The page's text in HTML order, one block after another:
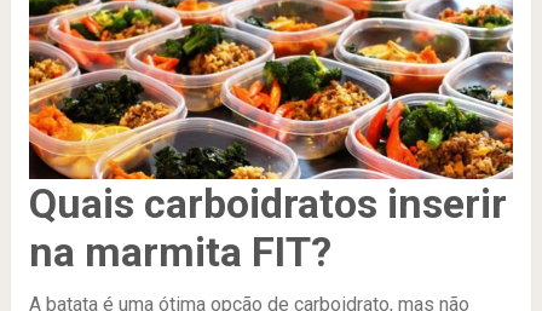
Quais carboidratos inserir
na marmita FIT?
A batata é uma ótima opção de carboidrato, mas não